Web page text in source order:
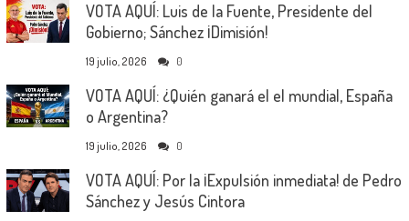
VOTA AQUÍ: Luis de la Fuente, Presidente del
Gobierno; Sánchez ¡Dimisión!
19 julio, 2026 0
VOTA AQUÍ: ¿Quién ganará el el mundial, España
o Argentina?
19 julio, 2026 0
VOTA AQUÍ: Por la ¡Expulsión inmediata! de Pedro
Sánchez y Jesús Cintora